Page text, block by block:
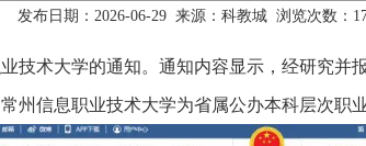
发布日期：2026-06-29 来源：科教城 浏览次数：
技术大学的通知。通知内容显示，经研究
州信息职业技术大学为省属公办本科层次职业